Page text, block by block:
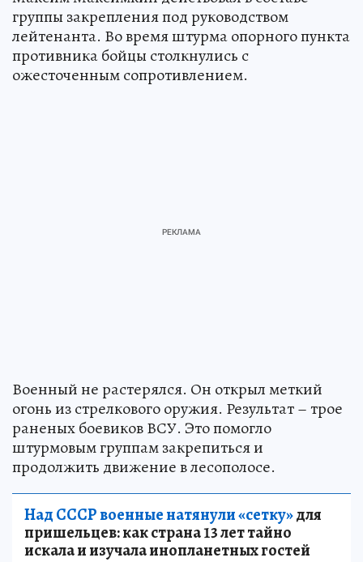
группы закрепления под руководством
лейтенанта. Во время штурма опорного пункта
противника бойцы столкнулись с
ожесточенным сопротивлением.
Военный не растерялся. Он открыл меткий
огонь из стрелкового оружия. Результат – трое
раненых боевиков ВСУ. Это помогло
штурмовым группам закрепиться и
продолжить движение в лесополосе.
Над СССР военные натянули «сетку»для
пришельцев: как страна 13 лет тайно
искала и изучала инопланетных гостей